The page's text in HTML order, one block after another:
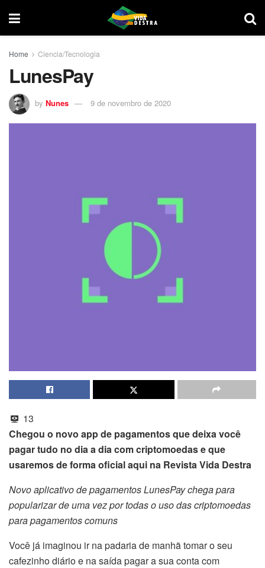
Home Ciencia/Tecnologia
LunesPay
by Nunes 9 de novembro de 2020
13
Chegou o novo app de pagamentos que deixa você
pagar tudo no dia a dia com criptomoedas e que
usaremos de forma oficial aqui na Revista Vida Destra
Novo aplicativo de pagamentos LunesPay chega para
popularizar de uma vez por todas o uso das criptomoedas
para pagamentos comuns
Você já imaginou ir na padaria de manhã tomar o seu
cafezinho diário e na saída pagar a sua conta com